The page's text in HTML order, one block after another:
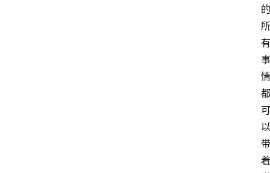
的
所
有
事
情
都
可
以
带
着